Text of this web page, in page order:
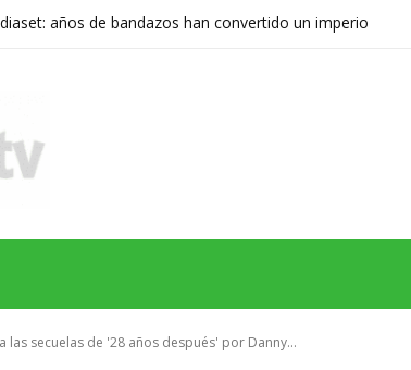
años de bandazos han convertido un imperio
secuelas de '28 años después' por Danny...